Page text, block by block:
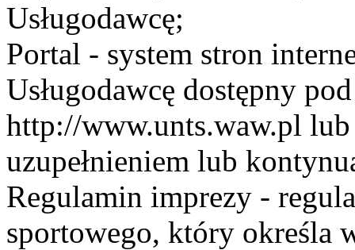
Usługodawcę;
Portal - system stron
Usługodawcę dostępny
http://www.unts.waw.pl lub
uzupełnieniem lub
Regulamin imprezy -
sportowego, który określa